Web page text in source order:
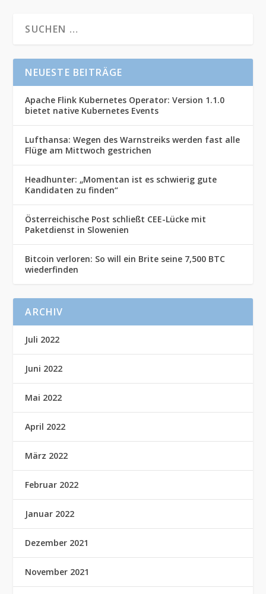
NEUESTE BEITRÄGE
Apache Flink Kubernetes Operator: Version 1.1.0
bietet native Kubernetes Events
Lufthansa: Wegen des Warnstreiks werden fast alle
Flüge am Mittwoch gestrichen
Headhunter: „Momentan ist es schwierig gute
Kandidaten zu finden“
Österreichische Post schließt CEE-Lücke mit
Paketdienst in Slowenien
Bitcoin verloren: So will ein Brite seine 7,500 BTC
wiederfinden
ARCHIV
Juli 2022
Juni 2022
Mai 2022
April 2022
März 2022
Februar 2022
Januar 2022
Dezember 2021
November 2021